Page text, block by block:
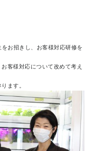
お招きし、お客様対応研修を
客様対応について改めて考え
ます。